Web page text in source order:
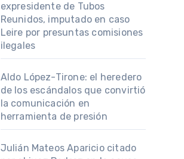
expresidente de Tubos
Reunidos, imputado en caso
Leire por presuntas comisiones
ilegales
Aldo López-Tirone: el heredero
de los escándalos que convirtió
la comunicación en
herramienta de presión
Julián Mateos Aparicio citado